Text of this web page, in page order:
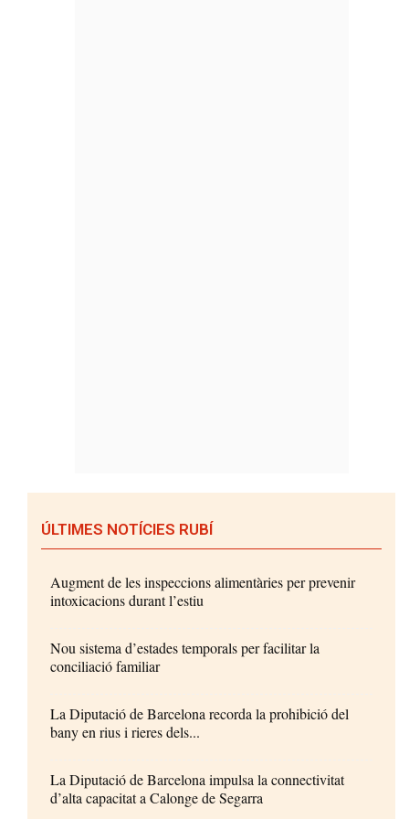
ÚLTIMES NOTÍCIES RUBÍ
Augment de les inspeccions alimentàries per prevenir
intoxicacions durant l’estiu
Nou sistema d’estades temporals per facilitar la
conciliació familiar
La Diputació de Barcelona recorda la prohibició del
bany en rius i rieres dels...
La Diputació de Barcelona impulsa la connectivitat
d’alta capacitat a Calonge de Segarra